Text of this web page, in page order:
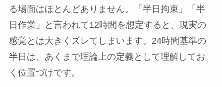
る場面はほとんどありません。「半日拘束」「半
日作業」と言われて12時間を想定すると、現実の
感覚とは大きくズレてしまいます。24時間基準の
半日は、あくまで理論上の定義として理解してお
く位置づけです。